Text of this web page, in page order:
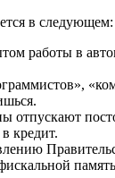
в следующем:
работы в
отпускают
кредит.